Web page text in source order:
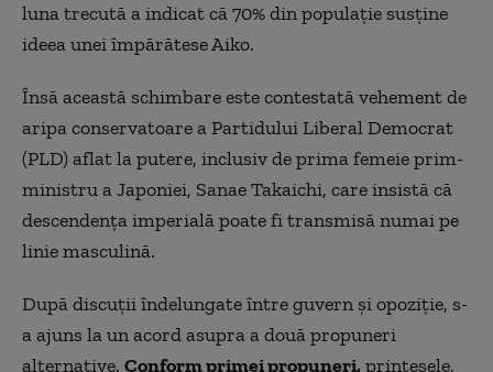
luna trecută a indicat că 70% din populație susține
ideea unei împărătese Aiko.
Însă această schimbare este contestată vehement de
aripa conservatoare a Partidului Liberal Democrat
(PLD) aflat la putere, inclusiv de prima femeie prim-
ministru a Japoniei, Sanae Takaichi, care insistă că
descendența imperială poate fi transmisă numai pe
linie masculină.
După discuții îndelungate între guvern și opoziție, s-
a ajuns la un acord asupra a două propuneri
alternative. Conform primei propuneri,prințesele,